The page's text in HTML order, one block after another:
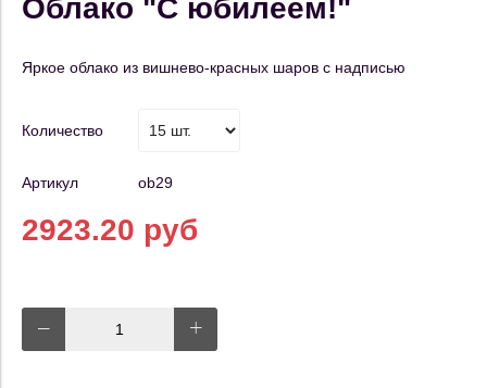
Облако "С юбилеем!"
Яркое облако из вишнево-красных шаров с надписью
Количество
Артикул ob29
2923.20 руб